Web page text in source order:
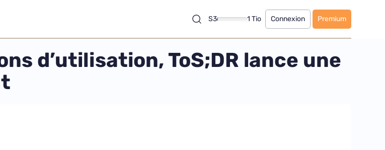
S3 1 Tio Connexion Premium
d’utilisation, ToS;DR lance une